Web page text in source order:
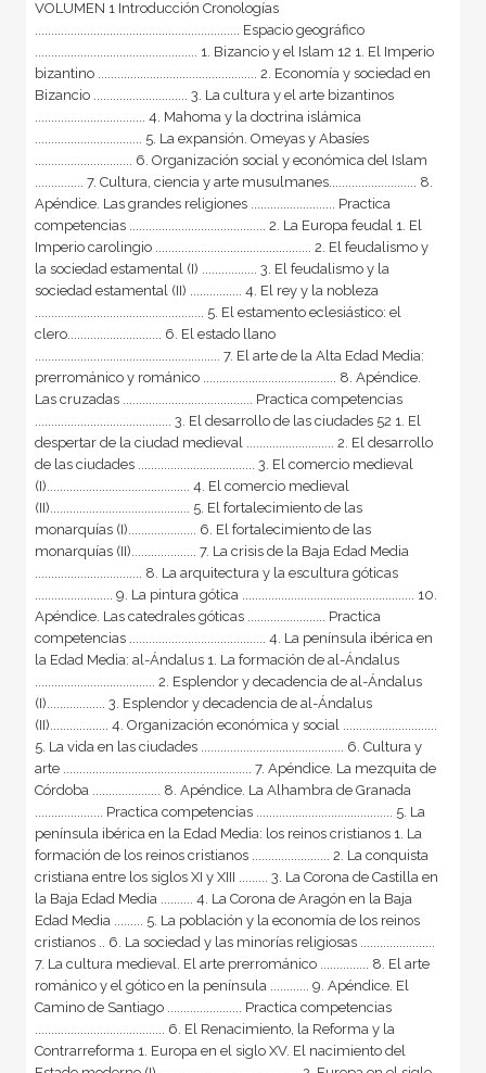
VOLUMEN 1 Introducción Cronologías
............................................................... Espacio geográfico
.................................................. 1. Bizancio y el Islam 12 1. El Imperio
bizantino ................................................. 2. Economía y sociedad en
Bizancio ............................. 3. La cultura y el arte bizantinos
.................................. 4. Mahoma y la doctrina islámica
................................. 5. La expansión. Omeyas y Abasíes
.............................. 6. Organización social y económica del Islam
............... 7. Cultura, ciencia y arte musulmanes........................... 8.
Apéndice. Las grandes religiones .......................... Practica
competencias .......................................... 2. La Europa feudal 1. El
Imperio carolingio ................................................ 2. El feudalismo y
la sociedad estamental (I) ................. 3. El feudalismo y la
sociedad estamental (II) ................ 4. El rey y la nobleza
.................................................... 5. El estamento eclesiástico: el
clero............................. 6. El estado llano
......................................................... 7. El arte de la Alta Edad Media:
prerrománico y románico ......................................... 8. Apéndice.
Las cruzadas ........................................ Practica competencias
.......................................... 3. El desarrollo de las ciudades 52 1. El
despertar de la ciudad medieval ........................... 2. El desarrollo
de las ciudades .................................... 3. El comercio medieval
(I)............................................ 4. El comercio medieval
(II)........................................... 5. El fortalecimiento de las
monarquías (I)..................... 6. El fortalecimiento de las
monarquías (II).................... 7. La crisis de la Baja Edad Media
................................. 8. La arquitectura y la escultura góticas
........................ 9. La pintura gótica ..................................................... 10.
Apéndice. Las catedrales góticas ........................ Practica
competencias .......................................... 4. La península ibérica en
la Edad Media: al-Ándalus 1. La formación de al-Ándalus
..................................... 2. Esplendor y decadencia de al-Ándalus
(I).................. 3. Esplendor y decadencia de al-Ándalus
(II).................. 4. Organización económica y social .............................
5. La vida en las ciudades ............................................ 6. Cultura y
arte .......................................................... 7. Apéndice. La mezquita de
Córdoba ..................... 8. Apéndice. La Alhambra de Granada
..................... Practica competencias .......................................... 5. La
península ibérica en la Edad Media: los reinos cristianos 1. La
formación de los reinos cristianos ........................ 2. La conquista
cristiana entre los siglos XI y XIII ......... 3. La Corona de Castilla en
la Baja Edad Media .......... 4. La Corona de Aragón en la Baja
Edad Media ......... 5. La población y la economía de los reinos
cristianos .. 6. La sociedad y las minorías religiosas .......................
7. La cultura medieval. El arte prerrománico ............... 8. El arte
románico y el gótico en la península ............ 9. Apéndice. El
Camino de Santiago ....................... Practica competencias
........................................ 6. El Renacimiento, la Reforma y la
Contrarreforma 1. Europa en el siglo XV. El nacimiento del